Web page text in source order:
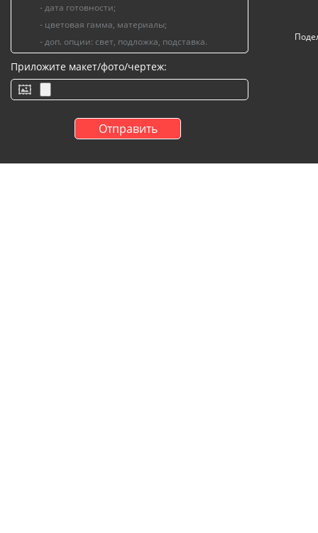
Приложите макет/фото/чертеж: